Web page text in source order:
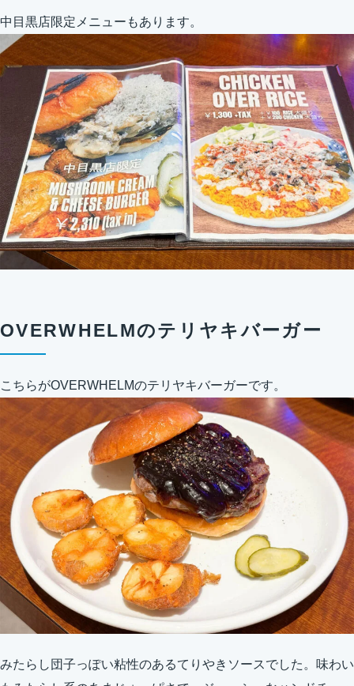
中目黒店限定メニューもあります。
OVERWHELMのテリヤキバーガー
こちらがOVERWHELMのテリヤキバーガーです。
みたらし団子っぽい粘性のあるてりやきソースでした。味わい